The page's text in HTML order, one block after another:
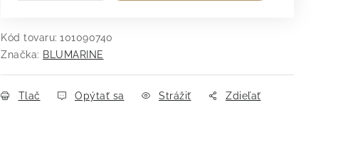
Kód tovaru: 101090740
Značka: BLUMARINE
Tlač Opýtať sa Strážiť Zdieľať